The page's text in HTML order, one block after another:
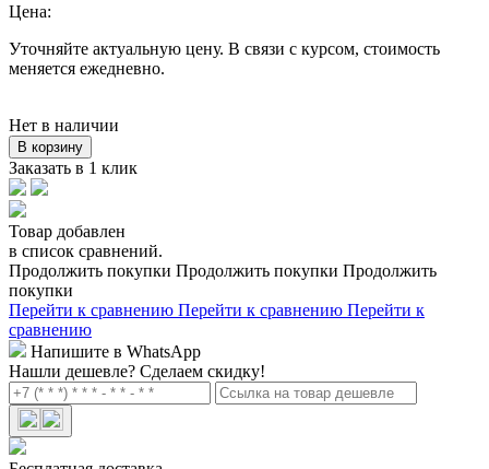
Цена:
Уточняйте актуальную цену. В связи с курсом, стоимость
меняется ежедневно.
Нет в наличии
В корзину
Заказать в 1 клик
Товар добавлен
в список сравнений.
Продолжить покупки Продолжить покупки Продолжить
покупки
Перейти к сравнению Перейти к сравнению Перейти к
сравнению
Напишите в WhatsApp
Нашли дешевле? Сделаем скидку!